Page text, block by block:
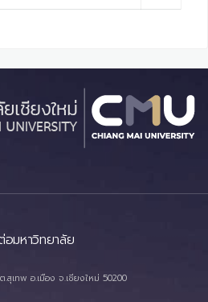
มหาวิทยาลัย
เทพ อ.เมือง จ.เชียงใหม่ 50200